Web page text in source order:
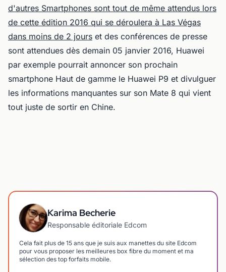
d'autres Smartphones sont tout de même attendus lors
de cette édition 2016 qui se déroulera à Las Végas
dans moins de 2 jours et des conférences de presse
sont attendues dès demain 05 janvier 2016, Huawei
par exemple pourrait annoncer son prochain
smartphone Haut de gamme le Huawei P9 et divulguer
les informations manquantes sur son Mate 8 qui vient
tout juste de sortir en Chine.
Karima Becherie
Responsable éditoriale Edcom
Cela fait plus de 15 ans que je suis aux manettes du site Edcom
pour vous proposer les meilleures box fibre du moment et ma
sélection des top forfaits mobile.